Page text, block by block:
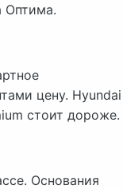
Оптима.
цену. Hyundai
стоит дороже.
Основания